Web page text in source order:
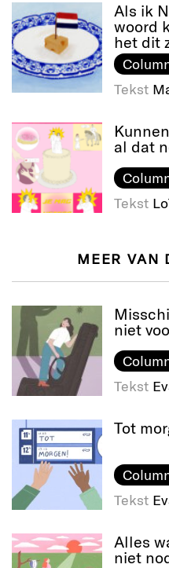
Als ik
woord
het dit
Tekst
al dat
Tekst
MEER VAN
niet
Tekst
Tot
Tekst
Alles
niet